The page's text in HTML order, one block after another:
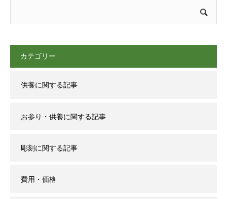
カテゴリー
供養に関する記事
お参り・供養に関する記事
彫刻に関する記事
費用・価格